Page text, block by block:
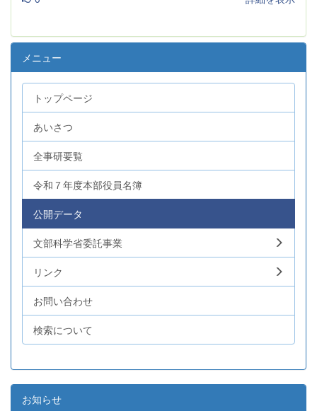
メニュー
トップページ
あいさつ
全事研要覧
令和７年度本部役員名簿
公開データ
文部科学省委託事業
リンク
お問い合わせ
検索について
お知らせ